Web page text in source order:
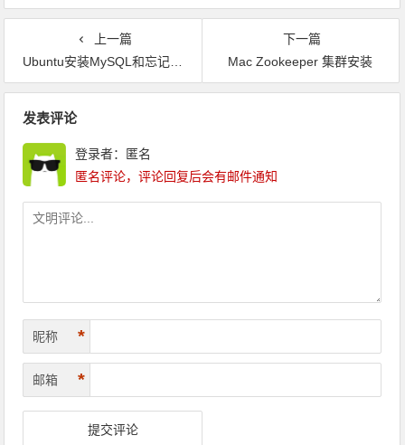
could not be saved as The file
上一篇
Ubuntu安装MySQL和忘记密码解决方案
下一篇
Mac Zookeeper 集群安装
发表评论
登录者：匿名
匿名评论，评论回复后会有邮件通知
昵称 *
邮箱 *